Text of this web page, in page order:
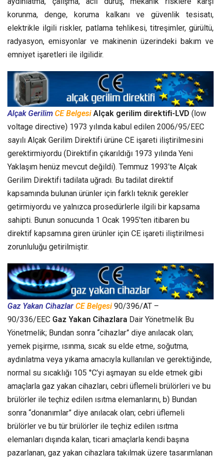
korunma, denge, koruma kalkanı ve güvenlik tesisatı,
elektrikle ilgili riskler, patlama tehlikesi, titreşimler, gürültü,
radyasyon, emisyonlar ve makinenin üzerindeki bakım ve
emniyet işaretleri ile ilgilidir.
Alçak Gerilim CE Belgesi Alçak gerilim direktifi-LVD (low
voltage directive) 1973 yılında kabul edilen 2006/95/EEC
sayılı Alçak Gerilim Direktifi ürüne CE işareti iliştirilmesini
gerektirmiyordu (Direktifin çıkarıldığı 1973 yılında Yeni
Yaklaşım henüz mevcut değildi). Temmuz 1993’te Alçak
Gerilim Direktifi tadilata uğradı. Bu tadilat direktif
kapsamında bulunan ürünler için farklı teknik gerekler
getirmiyordu ve yalnızca prosedürlerle ilgili bir kapsama
sahipti. Bunun sonucunda 1 Ocak 1995’ten itibaren bu
direktif kapsamına giren ürünler için CE işareti iliştirilmesi
zorunluluğu getirilmiştir.
Gaz Yakan Cihazlar CE Belgesi 90/396/AT –
90/336/EEC Gaz Yakan Cihazlara Dair Yönetmelik Bu
Yönetmelik; Bundan sonra “cihazlar” diye anılacak olan;
yemek pişirme, ısınma, sıcak su elde etme, soğutma,
aydınlatma veya yıkama amacıyla kullanılan ve gerektiğinde,
normal su sıcaklığı 105 °C’yi aşmayan su elde etmek gibi
amaçlarla gaz yakan cihazları, cebri üflemeli brülörleri ve bu
brülörler ile teçhiz edilen ısıtma elemanlarını, b) Bundan
sonra “donanımlar” diye anılacak olan; cebri üflemeli
brülörler ve bu tür brülörler ile teçhiz edilen ısıtma
elemanları dışında kalan, ticari amaçlarla kendi başına
pazarlanan, gaz yakan cihazlara takılmak üzere tasarımlanan